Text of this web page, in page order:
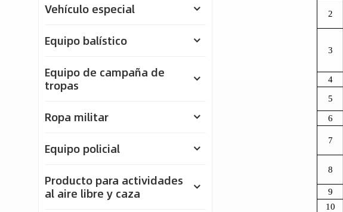
2
3
4
5
6
7
8
9
10
Vehículo especial
Equipo balístico
Equipo de campaña de
tropas
Ropa militar
Equipo policial
Producto para actividades
al aire libre y caza